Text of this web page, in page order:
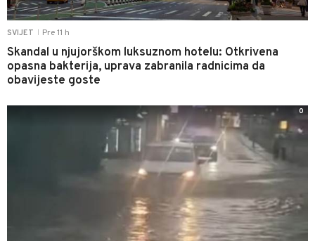
SVIJET Pre 11 h
Skandal u njujorškom luksuznom hotelu: Otkrivena
opasna bakterija, uprava zabranila radnicima da
obavijeste goste
0